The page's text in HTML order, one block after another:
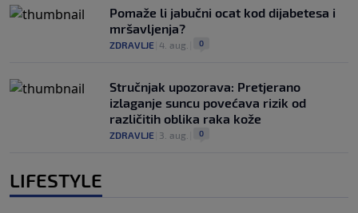
Pomaže li jabučni ocat kod dijabetesa i
mršavljenja?
ZDRAVLJE 4. aug. 0
Stručnjak upozorava: Pretjerano
izlaganje suncu povećava rizik od
različitih oblika raka kože
ZDRAVLJE 3. aug. 0
LIFESTYLE